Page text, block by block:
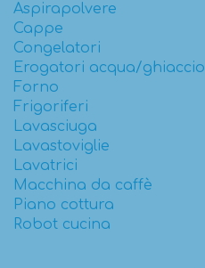
Aspirapolvere
Cappe
Congelatori
Erogatori acqua/ghiaccio
Forno
Frigoriferi
Lavasciuga
Lavastoviglie
Lavatrici
Macchina da caffè
Piano cottura
Robot cucina